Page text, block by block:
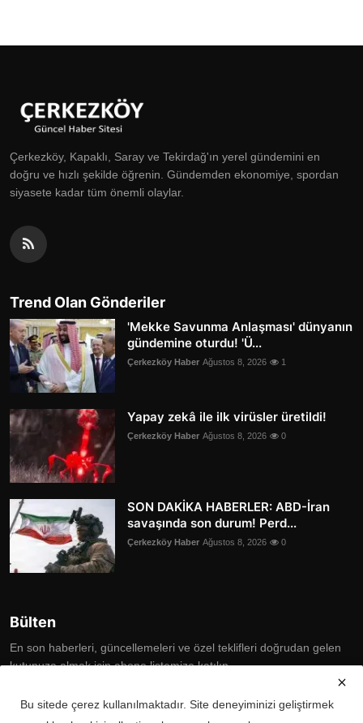
Çerkezköy, Kapaklı, Saray ve Tekirdağ'ın yerel gündemini en
doğru ve hızlı şekilde öğrenin. Gündemden ekonomiye, spordan
siyasete kadar tüm önemli olaylar.
Trend Olan Gönderiler
'Mekke Savunma Anlaşması' dünyanın
gündemine oturdu! 'Ü...
Çerkezköy Haber Ağustos 8, 2026 1
Yapay zekâ ile ilk virüsler üretildi!
Çerkezköy Haber Ağustos 8, 2026 0
SON DAKİKA HABERLER: ABD-İran
savaşında son durum! Perd...
Çerkezköy Haber Ağustos 8, 2026 0
Bülten
En son haberleri, güncellemeleri ve özel teklifleri doğrudan gelen
kutunuza almak için abone listemize katılın
Subscribe
Bu sitede çerez kullanılmaktadır. Site deneyiminizi geliştirmek